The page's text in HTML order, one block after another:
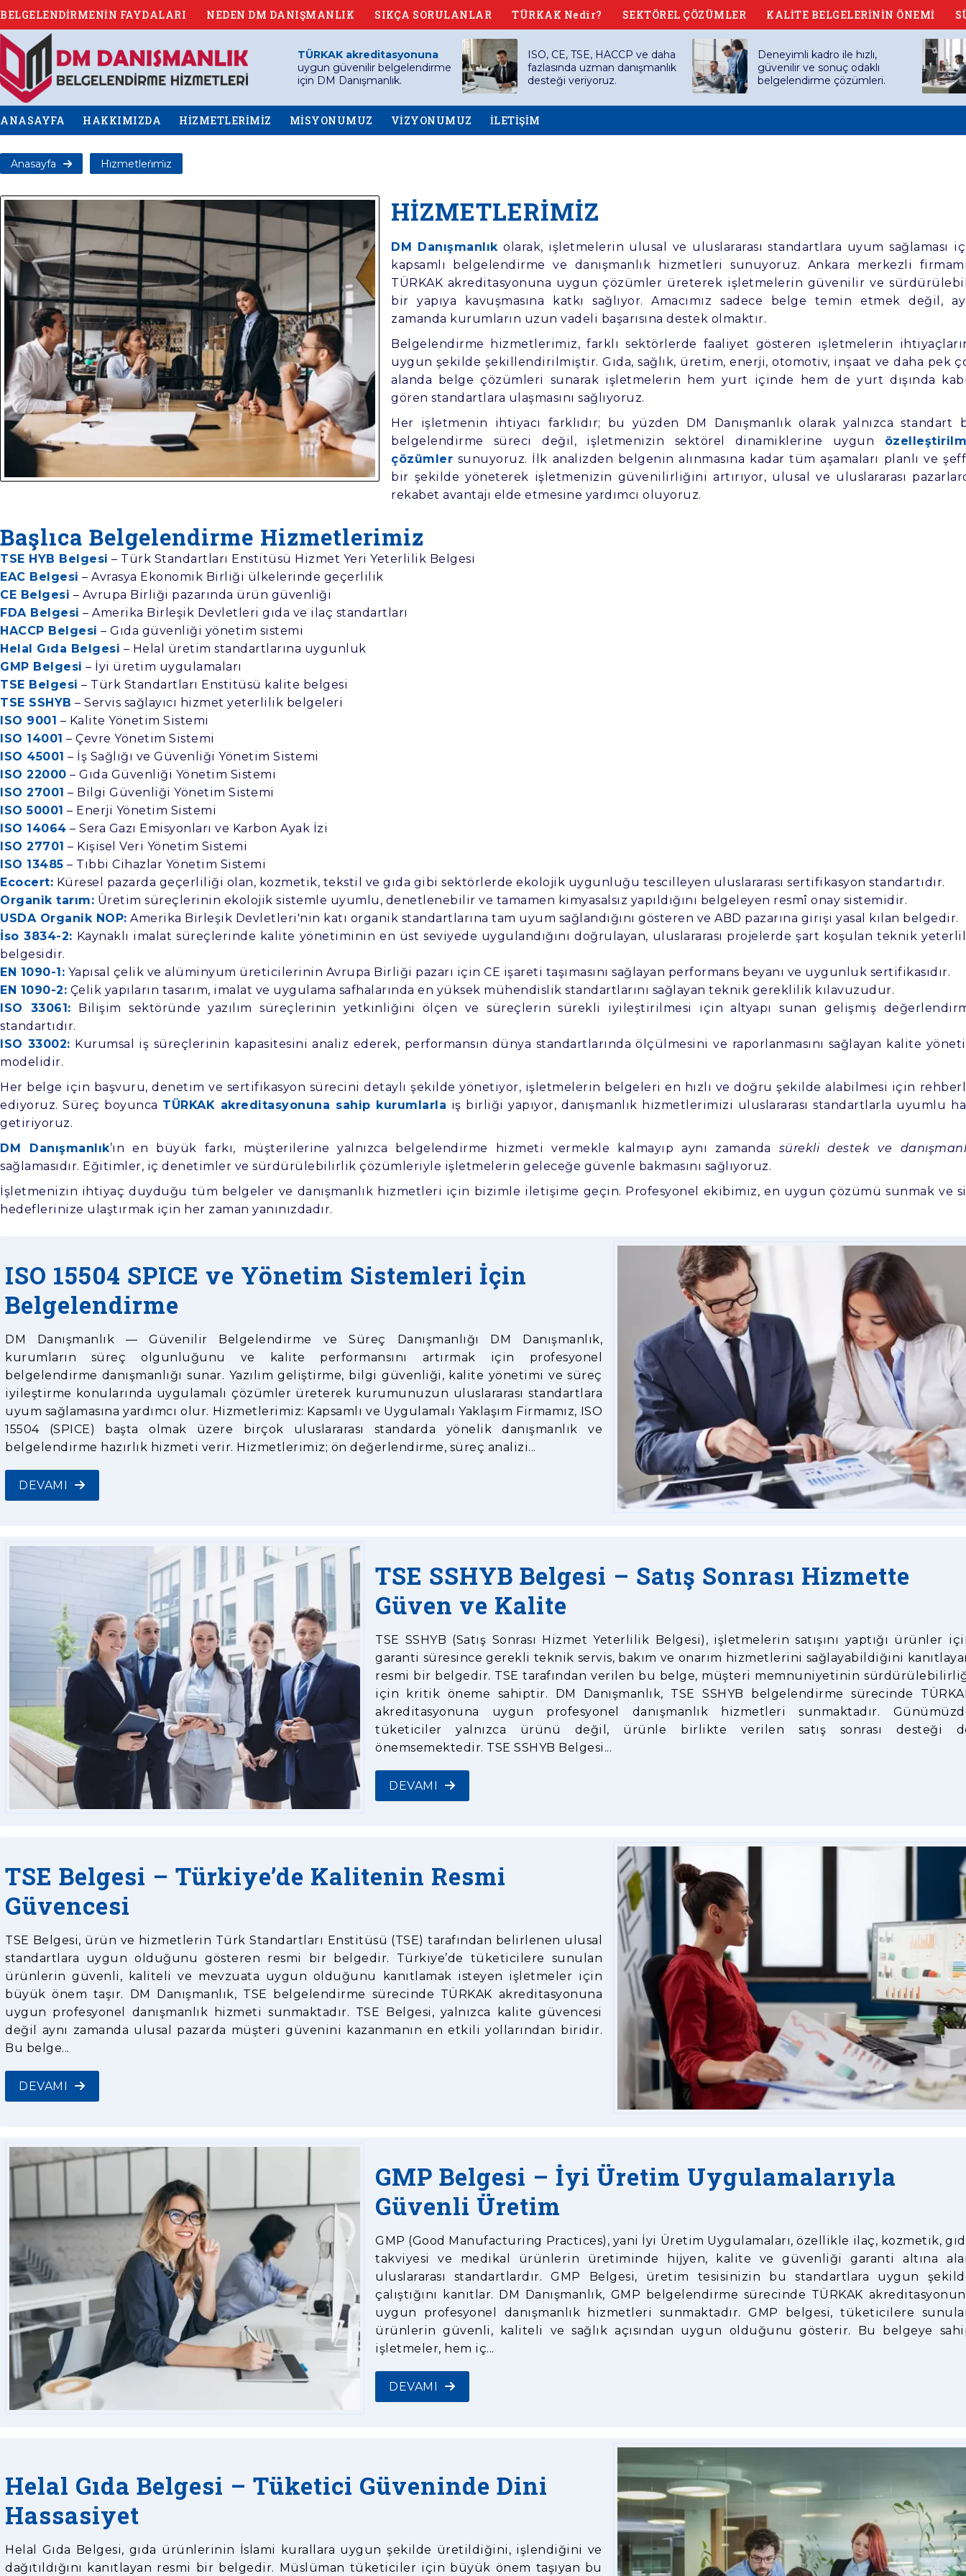
BELGELENDİRMENİN FAYDALARI NEDEN DM DANIŞMANLIK SIKÇA SORULANLAR TÜRKAK Nedir? SEKTÖREL ÇÖZÜMLER KALİTE BELGELERİNİN ÖNEMİ
TÜRKAK akreditasyonuna
uygun güvenilir belgelendirme
için DM Danışmanlık.
ISO, CE, TSE, HACCP ve daha
fazlasında uzman danışmanlık
desteği veriyoruz.
Deneyimli kadro ile hızlı,
güvenilir ve sonuç odaklı
belgelendirme çözümleri.
ANASAYFA HAKKIMIZDA HİZMETLERİMİZ MİSYONUMUZ VİZYONUMUZ İLETİŞİM
Anasayfa Hi̇zmetleri̇mi̇z
HİZMETLERİMİZ
DM Danışmanlık olarak, işletmelerin ulusal ve uluslararası standartlara uyum sağlaması
kapsamlı belgelendirme ve danışmanlık hizmetleri sunuyoruz. Ankara merkezli
TÜRKAK akreditasyonuna uygun çözümler üreterek işletmelerin güvenilir ve
bir yapıya kavuşmasına katkı sağlıyor. Amacımız sadece belge temin etmek değil,
zamanda kurumların uzun vadeli başarısına destek olmaktır.
Belgelendirme hizmetlerimiz, farklı sektörlerde faaliyet gösteren işletmelerin
uygun şekilde şekillendirilmiştir. Gıda, sağlık, üretim, enerji, otomotiv, inşaat ve daha pek
alanda belge çözümleri sunarak işletmelerin hem yurt içinde hem de yurt dışında
gören standartlara ulaşmasını sağlıyoruz.
Her işletmenin ihtiyacı farklıdır; bu yüzden DM Danışmanlık olarak yalnızca standart
belgelendirme süreci değil, işletmenizin sektörel dinamiklerine uygun
çözümler sunuyoruz. İlk analizden belgenin alınmasına kadar tüm aşamaları planlı ve
bir şekilde yöneterek işletmenizin güvenilirliğini artırıyor, ulusal ve uluslararası
rekabet avantajı elde etmesine yardımcı oluyoruz.
Başlıca Belgelendirme Hizmetlerimiz
TSE HYB Belgesi – Türk Standartları Enstitüsü Hizmet Yeri Yeterlilik Belgesi
EAC Belgesi – Avrasya Ekonomik Birliği ülkelerinde geçerlilik
CE Belgesi – Avrupa Birliği pazarında ürün güvenliği
FDA Belgesi – Amerika Birleşik Devletleri gıda ve ilaç standartları
HACCP Belgesi – Gıda güvenliği yönetim sistemi
Helal Gıda Belgesi – Helal üretim standartlarına uygunluk
GMP Belgesi – İyi üretim uygulamaları
TSE Belgesi – Türk Standartları Enstitüsü kalite belgesi
TSE SSHYB – Servis sağlayıcı hizmet yeterlilik belgeleri
ISO 9001 – Kalite Yönetim Sistemi
ISO 14001 – Çevre Yönetim Sistemi
ISO 45001 – İş Sağlığı ve Güvenliği Yönetim Sistemi
ISO 22000 – Gıda Güvenliği Yönetim Sistemi
ISO 27001 – Bilgi Güvenliği Yönetim Sistemi
ISO 50001 – Enerji Yönetim Sistemi
ISO 14064 – Sera Gazı Emisyonları ve Karbon Ayak İzi
ISO 27701 – Kişisel Veri Yönetim Sistemi
ISO 13485 – Tıbbi Cihazlar Yönetim Sistemi
Ecocert: Küresel pazarda geçerliliği olan, kozmetik, tekstil ve gıda gibi sektörlerde ekolojik uygunluğu tescilleyen uluslararası sertifikasyon standartıdır.
Organik tarım: Üretim süreçlerinin ekolojik sistemle uyumlu, denetlenebilir ve tamamen kimyasalsız yapıldığını belgeleyen resmî onay sistemidir.
USDA Organik NOP: Amerika Birleşik Devletleri'nin katı organik standartlarına tam uyum sağlandığını gösteren ve ABD pazarına girişi yasal kılan belgedir.
İso 3834-2: Kaynaklı imalat süreçlerinde kalite yönetiminin en üst seviyede uygulandığını doğrulayan, uluslararası projelerde şart koşulan teknik
belgesidir.
EN 1090-1: Yapısal çelik ve alüminyum üreticilerinin Avrupa Birliği pazarı için CE işareti taşımasını sağlayan performans beyanı ve uygunluk sertifikasıdır.
EN 1090-2: Çelik yapıların tasarım, imalat ve uygulama safhalarında en yüksek mühendislik standartlarını sağlayan teknik gereklilik kılavuzudur.
ISO 33061: Bilişim sektöründe yazılım süreçlerinin yetkinliğini ölçen ve süreçlerin sürekli iyileştirilmesi için altyapı sunan gelişmiş
standartıdır.
ISO 33002: Kurumsal iş süreçlerinin kapasitesini analiz ederek, performansın dünya standartlarında ölçülmesini ve raporlanmasını sağlayan kalite
modelidir.
Her belge için başvuru, denetim ve sertifikasyon sürecini detaylı şekilde yönetiyor, işletmelerin belgeleri en hızlı ve doğru şekilde alabilmesi için
ediyoruz. Süreç boyunca TÜRKAK akreditasyonuna sahip kurumlarla iş birliği yapıyor, danışmanlık hizmetlerimizi uluslararası standartlarla uyumlu
getiriyoruz.
DM Danışmanlık’ın en büyük farkı, müşterilerine yalnızca belgelendirme hizmeti vermekle kalmayıp aynı zamanda sürekli destek ve
sağlamasıdır. Eğitimler, iç denetimler ve sürdürülebilirlik çözümleriyle işletmelerin geleceğe güvenle bakmasını sağlıyoruz.
İşletmenizin ihtiyaç duyduğu tüm belgeler ve danışmanlık hizmetleri için bizimle iletişime geçin. Profesyonel ekibimiz, en uygun çözümü sunmak ve
hedeflerinize ulaştırmak için her zaman yanınızdadır.
ISO 15504 SPICE ve Yönetim Sistemleri İçin
Belgelendirme
DM Danışmanlık — Güvenilir Belgelendirme ve Süreç Danışmanlığı DM Danışmanlık,
kurumların süreç olgunluğunu ve kalite performansını artırmak için profesyonel
belgelendirme danışmanlığı sunar. Yazılım geliştirme, bilgi güvenliği, kalite yönetimi ve süreç
iyileştirme konularında uygulamalı çözümler üreterek kurumunuzun uluslararası standartlara
uyum sağlamasına yardımcı olur. Hizmetlerimiz: Kapsamlı ve Uygulamalı Yaklaşım Firmamız, ISO
15504 (SPICE) başta olmak üzere birçok uluslararası standarda yönelik danışmanlık ve
belgelendirme hazırlık hizmeti verir. Hizmetlerimiz; ön değerlendirme, süreç analizi...
DEVAMI
TSE SSHYB Belgesi – Satış Sonrası Hizmette
Güven ve Kalite
TSE SSHYB (Satış Sonrası Hizmet Yeterlilik Belgesi), işletmelerin satışını yaptığı ürünler
garanti süresince gerekli teknik servis, bakım ve onarım hizmetlerini sağlayabildiğini
resmi bir belgedir. TSE tarafından verilen bu belge, müşteri memnuniyetinin
için kritik öneme sahiptir. DM Danışmanlık, TSE SSHYB belgelendirme sürecinde
akreditasyonuna uygun profesyonel danışmanlık hizmetleri sunmaktadır.
tüketiciler yalnızca ürünü değil, ürünle birlikte verilen satış sonrası desteği
önemsemektedir. TSE SSHYB Belgesi...
DEVAMI
TSE Belgesi – Türkiye’de Kalitenin Resmi
Güvencesi
TSE Belgesi, ürün ve hizmetlerin Türk Standartları Enstitüsü (TSE) tarafından belirlenen ulusal
standartlara uygun olduğunu gösteren resmi bir belgedir. Türkiye’de tüketicilere sunulan
ürünlerin güvenli, kaliteli ve mevzuata uygun olduğunu kanıtlamak isteyen işletmeler için
büyük önem taşır. DM Danışmanlık, TSE belgelendirme sürecinde TÜRKAK akreditasyonuna
uygun profesyonel danışmanlık hizmeti sunmaktadır. TSE Belgesi, yalnızca kalite güvencesi
değil aynı zamanda ulusal pazarda müşteri güvenini kazanmanın en etkili yollarından biridir.
Bu belge...
DEVAMI
GMP Belgesi – İyi Üretim Uygulamalarıyla
Güvenli Üretim
GMP (Good Manufacturing Practices), yani İyi Üretim Uygulamaları, özellikle ilaç, kozmetik,
takviyesi ve medikal ürünlerin üretiminde hijyen, kalite ve güvenliği garanti altına
uluslararası standartlardır. GMP Belgesi, üretim tesisinizin bu standartlara uygun
çalıştığını kanıtlar. DM Danışmanlık, GMP belgelendirme sürecinde TÜRKAK
uygun profesyonel danışmanlık hizmetleri sunmaktadır. GMP belgesi, tüketicilere
ürünlerin güvenli, kaliteli ve sağlık açısından uygun olduğunu gösterir. Bu belgeye
işletmeler, hem iç...
DEVAMI
Helal Gıda Belgesi – Tüketici Güveninde Dini
Hassasiyet
Helal Gıda Belgesi, gıda ürünlerinin İslami kurallara uygun şekilde üretildiğini, işlendiğini ve
dağıtıldığını kanıtlayan resmi bir belgedir. Müslüman tüketiciler için büyük önem taşıyan bu